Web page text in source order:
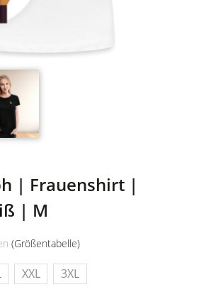
| Frauenshirt |
| M
(Größentabelle)
XXL 3XL